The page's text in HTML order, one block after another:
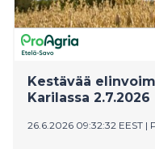
Kestävää
Karilassa 2.7.2026
26.6.2026 09:32:32 EEST |